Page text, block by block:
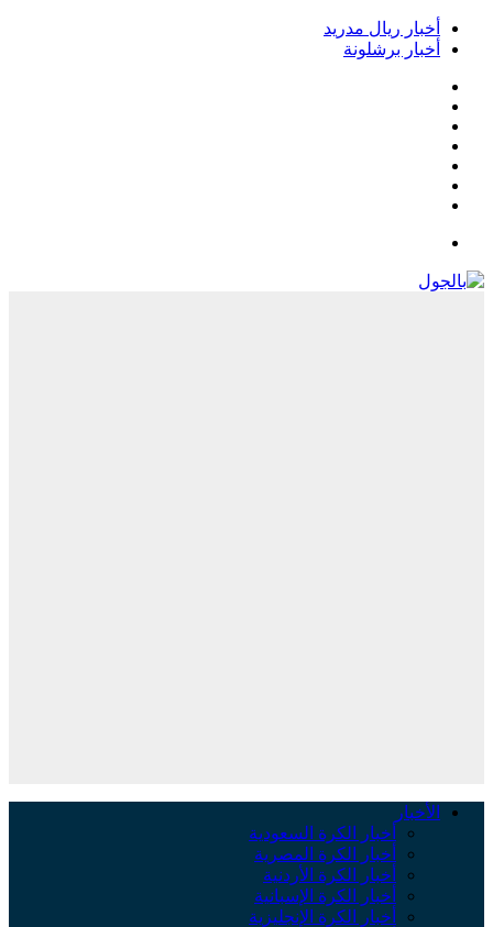
أخبار ريال مدريد
أخبار برشلونة
الأخبار
أخبار الكرة السعودية
أخبار الكرة المصرية
أخبار الكرة الأردنية
أخبار الكرة الإسبانية
أخبار الكرة الإنجليزية